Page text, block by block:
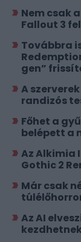
Nem csak
Fallout 3
Továbbra
gen”
A
randizós
Főhet a
belépett a
Az Alkimia
Gothic 2
Már csak
Az AI